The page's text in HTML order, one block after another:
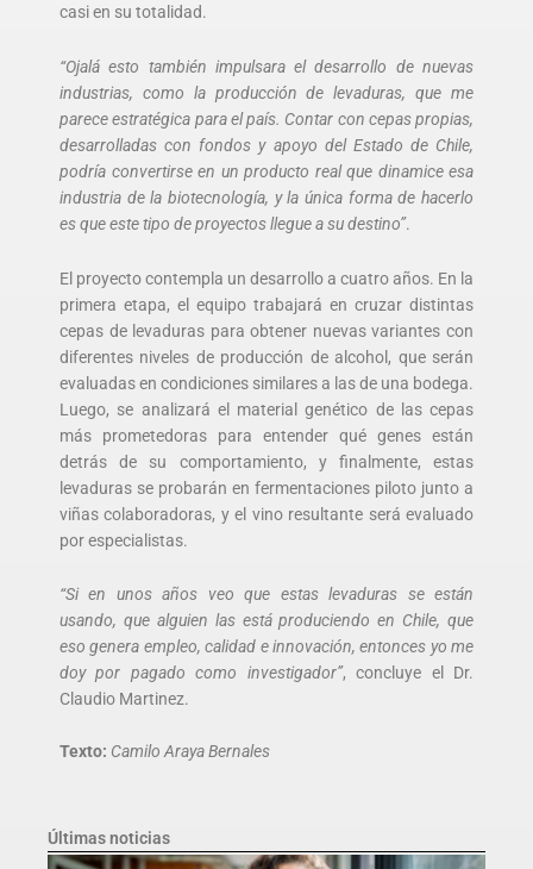
casi en su totalidad.
“Ojalá esto también impulsara el desarrollo de nuevas
industrias, como la producción de levaduras, que me
parece estratégica para el país. Contar con cepas propias,
desarrolladas con fondos y apoyo del Estado de Chile,
podría convertirse en un producto real que dinamice esa
industria de la biotecnología, y la única forma de hacerlo
es que este tipo de proyectos llegue a su destino”.
El proyecto contempla un desarrollo a cuatro años. En la
primera etapa, el equipo trabajará en cruzar distintas
cepas de levaduras para obtener nuevas variantes con
diferentes niveles de producción de alcohol, que serán
evaluadas en condiciones similares a las de una bodega.
Luego, se analizará el material genético de las cepas
más prometedoras para entender qué genes están
detrás de su comportamiento, y finalmente, estas
levaduras se probarán en fermentaciones piloto junto a
viñas colaboradoras, y el vino resultante será evaluado
por especialistas.
“Si en unos años veo que estas levaduras se están
usando, que alguien las está produciendo en Chile, que
eso genera empleo, calidad e innovación, entonces yo me
doy por pagado como investigador”, concluye el Dr.
Claudio Martinez.
Texto: Camilo Araya Bernales
Últimas noticias